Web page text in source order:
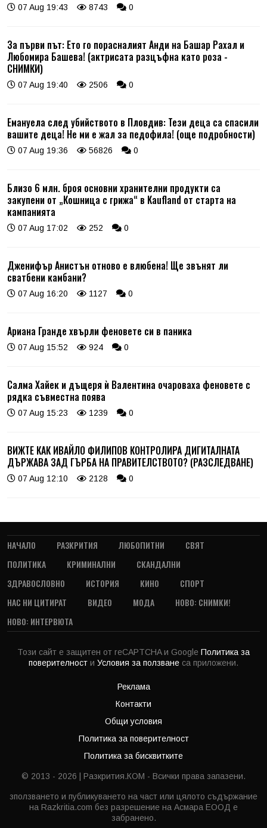
07 Aug 19:43 8743 0
За първи път: Ето го порасналият Анди на Башар Рахал и
Любомира Башева! (актрисата разцъфна като роза -
СНИМКИ)
07 Aug 19:40 2506 0
Емануела след убийството в Пловдив: Тези деца са спасили
вашите деца! Не ми е жал за педофила! (още подробности)
07 Aug 19:36 56826 0
Близо 6 млн. броя основни хранителни продукти са
закупени от „Кошница с грижа“ в Kaufland от старта на
кампанията
07 Aug 17:02 252 0
Дженифър Анистън отново е влюбена! Ще звънят ли
сватбени камбани?
07 Aug 16:20 1127 0
Ариана Гранде хвърли феновете си в паника
07 Aug 15:52 924 0
Салма Хайек и дъщеря ѝ Валентина очароваха феновете с
рядка съвместна поява
07 Aug 15:23 1239 0
ВИЖТЕ КАК ИВАЙЛО ФИЛИПОВ КОНТРОЛИРА ДИГИТАЛНАТА
ДЪРЖАВА ЗАД ГЪРБА НА ПРАВИТЕЛСТВОТО? (РАЗСЛЕДВАНЕ)
07 Aug 12:10 2128 0
НАЧАЛО РАЗКРИТИЯ ЛЮБОПИТНИ
СВЯТ
ПОЛИТИКА
КРИМИНАЛНИ
СКАНДАЛНИ
ЗДРАВОСЛОВНО
ИСТОРИЯ КИНО
СПОРТ
НАС НИ ЦИТИРАТ
ВИДЕО МОДА
НОВО: СНИМКИ!
НОВО: ИНТЕРВЮТА
Този сайт е защитен от reCAPTCHA и Google Политика за
поверителност и Условия за ползване са приложени.
Реклама
Контакти
Общи условия
Политика за поверителност
Политика за бисквитките
© 2013 - 2026 | Разкрития.КОМ - Всички права запазени.
зползването и публикуването на част или цялото съдържание
на Razkritia.com без разрешение на Асмара ЕООД е
забранено.